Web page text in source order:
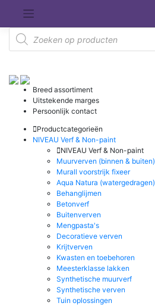
de
inhoud
Producten
zoeken
Breed assortiment
Uitstekende marges
Persoonlijk contact
Productcategorieën
NIVEAU Verf & Non-paint
NIVEAU Verf & Non-paint
Muurverven (binnen & buiten)
Murall voorstrijk fixeer
Aqua Natura (watergedragen)
Behanglijmen
Betonverf
Buitenverven
Mengpasta's
Decoratieve verven
Krijtverven
Kwasten en toebehoren
Meesterklasse lakken
Synthetische muurverf
Synthetische verven
Tuin oplossingen